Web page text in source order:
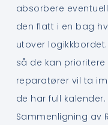
absorbere
den flatt i en bag
utover
så de kan prioritere
reparatører vil ta
de har full kalender.
Sammenligning av